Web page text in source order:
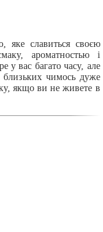
яке славиться своєю
ароматностью і
у вас багато часу, але
близьких чимось дуже
якщо ви не живете в